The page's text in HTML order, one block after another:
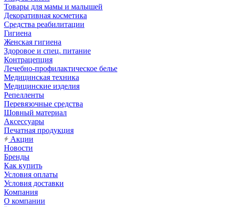
Товары для мамы и малышей
Декоративная косметика
Средства реабилитации
Гигиена
Женская гигиена
Здоровое и спец. питание
Контрацепция
Лечебно-профилактическое белье
Медицинская техника
Медицинские изделия
Репелленты
Перевязочные средства
Шовный материал
Аксессуары
Печатная продукция
Акции
Новости
Бренды
Как купить
Условия оплаты
Условия доставки
Компания
О компании